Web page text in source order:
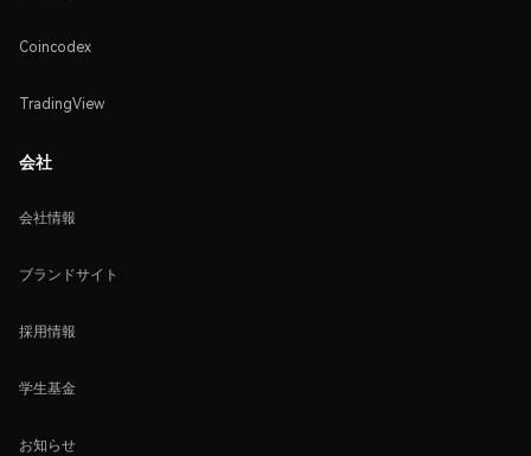
Coincodex
TradingView
会社
会社情報
ブランドサイト
採用情報
学生基金
お知らせ